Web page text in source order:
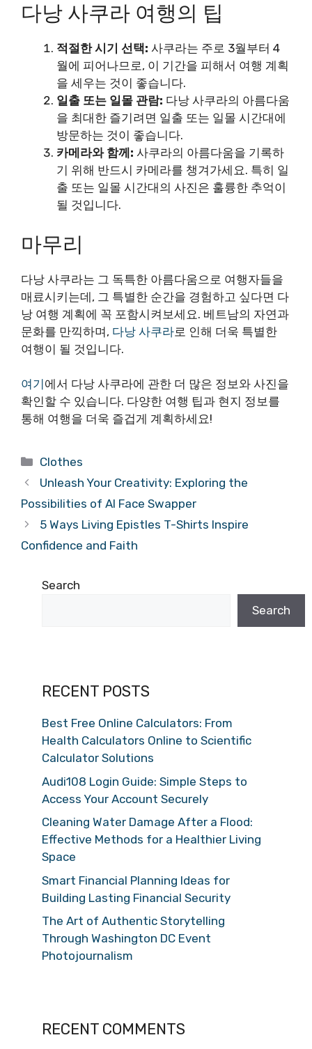
다낭 사쿠라 여행의 팁
적절한 시기 선택: 사쿠라는 주로 3월부터 4
월에 피어나므로, 이 기간을 피해서 여행 계획
을 세우는 것이 좋습니다.
일출 또는 일몰 관람: 다낭 사쿠라의 아름다움
을 최대한 즐기려면 일출 또는 일몰 시간대에
방문하는 것이 좋습니다.
카메라와 함께: 사쿠라의 아름다움을 기록하
기 위해 반드시 카메라를 챙겨가세요. 특히 일
출 또는 일몰 시간대의 사진은 훌륭한 추억이
될 것입니다.
마무리
다낭 사쿠라는 그 독특한 아름다움으로 여행자들을
매료시키는데, 그 특별한 순간을 경험하고 싶다면 다
낭 여행 계획에 꼭 포함시켜보세요. 베트남의 자연과
문화를 만끽하며, 다낭 사쿠라로 인해 더욱 특별한
여행이 될 것입니다.
여기 에서 다낭 사쿠라에 관한 더 많은 정보와 사진을
확인할 수 있습니다. 다양한 여행 팁과 현지 정보를
통해 여행을 더욱 즐겁게 계획하세요!
Categories
Clothes
Unleash Your Creativity: Exploring the
Possibilities of AI Face Swapper
5 Ways Living Epistles T-Shirts Inspire
Confidence and Faith
Search
Search
RECENT POSTS
Best Free Online Calculators: From
Health Calculators Online to Scientific
Calculator Solutions
Audi108 Login Guide: Simple Steps to
Access Your Account Securely
Cleaning Water Damage After a Flood:
Effective Methods for a Healthier Living
Space
Smart Financial Planning Ideas for
Building Lasting Financial Security
The Art of Authentic Storytelling
Through Washington DC Event
Photojournalism
RECENT COMMENTS